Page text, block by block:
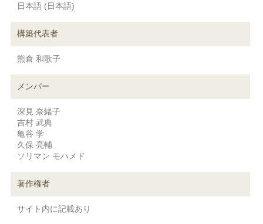
日本語 (日本語)
構築代表者
熊倉 和歌子
メンバー
深見 奈緒子
吉村 武典
亀谷 学
久保 亮輔
ソリマン モハメド
著作権者
サイト内に記載あり